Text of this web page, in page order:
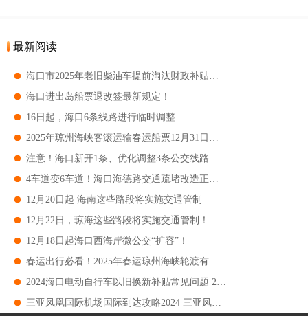
最新阅读
海口进出岛船票退改签最新规定！
16日起，海口6条线路进行临时调整
注意！海口新开1条、优化调整3条公交线路
12月20日起 海南这些路段将实施交通管制
12月22日，琼海这些路段将实施交通管制！
12月18日起海口西海岸微公交“扩容”！